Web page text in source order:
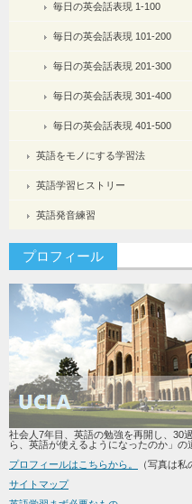
毎日の英会話表現 1-100
毎日の英会話表現 101-200
毎日の英会話表現 201-300
毎日の英会話表現 301-400
毎日の英会話表現 401-500
英語をモノにする学習法
英語学習ヒストリー
英語発音練習
プロフィール
社会人7年目、英語の勉強を再開し、30
ら、英語が使えるようになったのか」の
プロフィールはこちらから。
（写真は私
サイトマップ